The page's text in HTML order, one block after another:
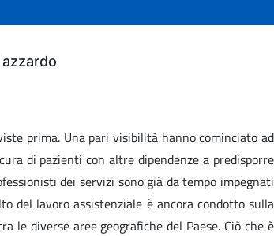
prima. Una pari visibilità hanno cominciato ad
di pazienti con altre dipendenze a predisporre
dei servizi sono già da tempo impegnati
del lavoro assistenziale è ancora condotto sulla
le diverse aree geografiche del Paese. Ciò che è